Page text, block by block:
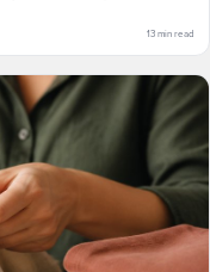
13 min read